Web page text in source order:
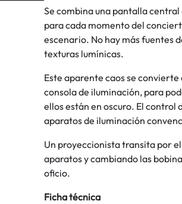
Se combina una pantalla
para cada momento del
escenario. No hay más fuentes
texturas lumínicas.
Este aparente caos se
consola de iluminación, para
ellos están en oscuro. El
aparatos de iluminación
Un proyeccionista transita por
aparatos y cambiando las
oficio.
Ficha técnica